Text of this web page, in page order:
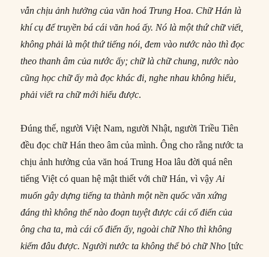
vẫn chịu ảnh hưởng của văn hoá Trung Hoa. Chữ Hán là
khí cụđểtruyền bá cái văn hoá ấy. Nó là một thứ chữ viết,
không phải là một thứtiếng nói, đem vàonước nào thì đọc
theo thanh âm củanước ấy; chữ là chữ chung,nước nào
cũng học chữ ấy mà đọckhác đi, nghe nhau không hiểu,
phải viết ra chữmới hiểu được.
Đúng thế, người Việt Nam, người Nhật, người Triều Tiên
đều đọc chữ Hán theo âm của mình. Ông cho rằng nước ta
chịu ảnh hưởng của văn hoá Trung Hoa lâu đời quá nên
tiếng Việt có quan hệ mật thiết với chữ Hán, vì vậyAi
muốn gây dựngtiếng ta thành một nền quốc văn xứng
đáng thì không thể nào đoạn tuyệt được cái cổ điển của
ông cha ta, mà cái cổ điển ấy, ngoài chữ Nho thì không
kiếm đâu được. Ngườinước ta không thể bỏ chữ Nho [tức